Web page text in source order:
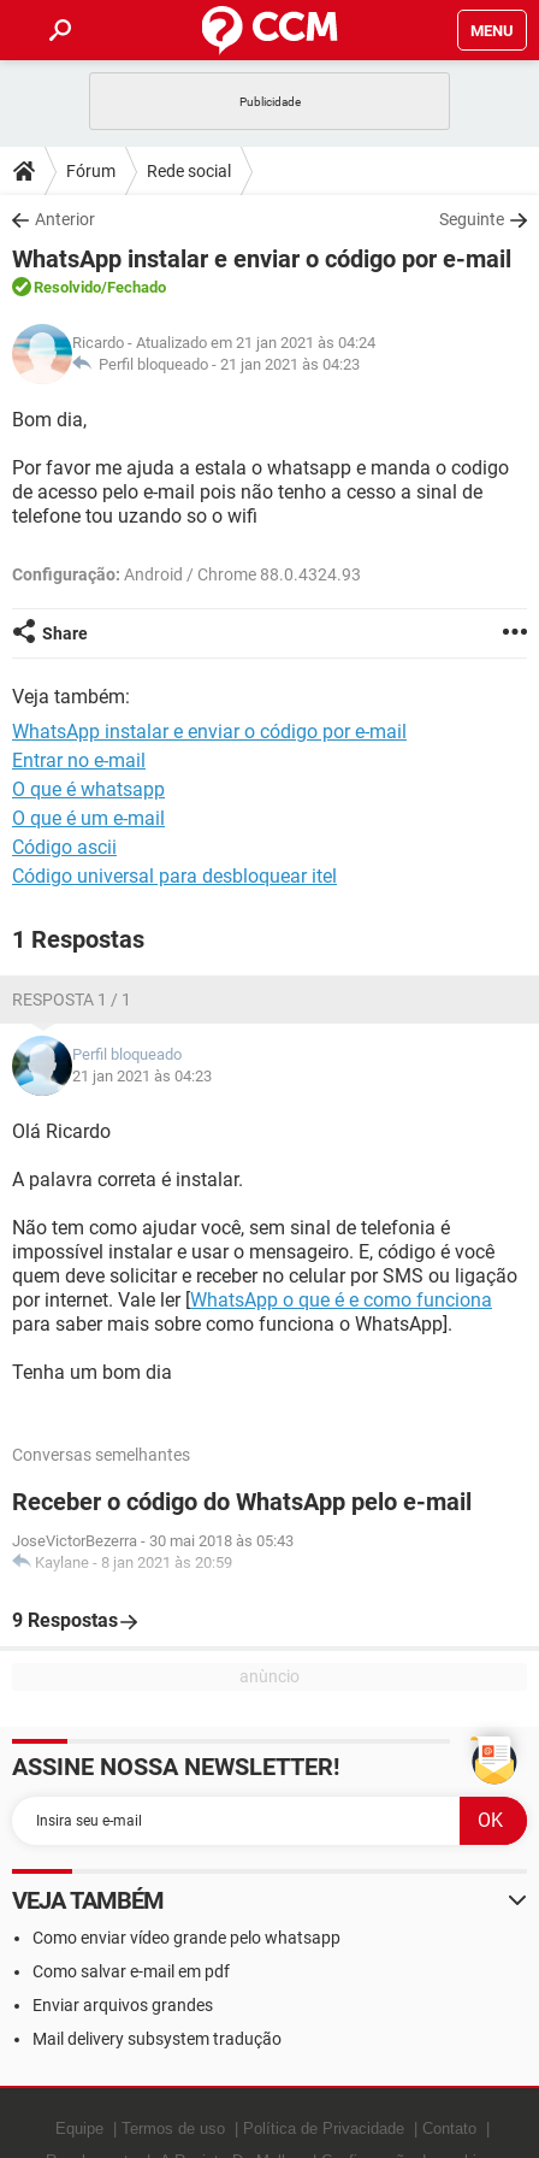
MENU
CELULAR
OUTLOOK
INSTAGRAM GMAIL
GUIA DE COMPRAS
DICAS
JOGOS
OUTLOOK
INSTAGRAM
GUIA DE COMPRAS
DOWNLOADS
JOGOS WHATSAPP
CELULAR
OUTLOOK EXCEL
INSTAGRAM
GUIA DE COMPRAS
FÓRUM
JOGOS
CELULAR FACEBOOK
GUIA DE COMPRAS
GLOSSÁRIO
JOGOS
CELULAR
OUTLOOK EXCEL
INSTAGRAM
Fórum Rede social
Anterior Seguinte
WhatsApp instalar e enviar o código por e-mail
Resolvido/Fechado
Ricardo - Atualizado em 21 jan 2021 às 04:24
Perfil bloqueado - 21 jan 2021 às 04:23
Bom dia,
Por favor me ajuda a estala o whatsapp e manda o codigo
de acesso pelo e-mail pois não tenho a cesso a sinal de
telefone tou uzando so o wifi
Configuração: Android / Chrome 88.0.4324.93
Share
Veja também:
WhatsApp instalar e enviar o código por e-mail
Entrar no e-mail
O que é whatsapp
O que é um e-mail
Código ascii
Código universal para desbloquear itel
1 Respostas
RESPOSTA 1 / 1
Perfil bloqueado
21 jan 2021 às 04:23
Olá Ricardo
A palavra correta é instalar.
Não tem como ajudar você, sem sinal de telefonia é
impossível instalar e usar o mensageiro. E, código é você
quem deve solicitar e receber no celular por SMS ou ligação
por internet. Vale ler [WhatsApp o que é e como funciona
para saber mais sobre como funciona o WhatsApp].
Tenha um bom dia
Conversas semelhantes
Receber o código do WhatsApp pelo e-mail
JoseVictorBezerra - 30 mai 2018 às 05:43
Kaylane - 8 jan 2021 às 20:59
9 Respostas
ASSINE NOSSA NEWSLETTER!
VEJA TAMBÉM
Como enviar vídeo grande pelo whatsapp
Como salvar e-mail em pdf
Enviar arquivos grandes
Mail delivery subsystem tradução
Equipe Termos de uso Política de Privacidade
Contato